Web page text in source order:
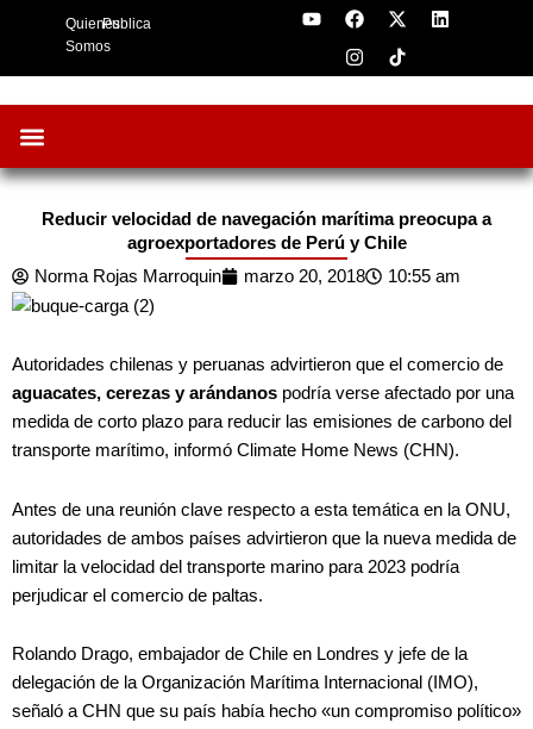
Quienes
Somos
Publica
Y
o
b
F
a
c
e
o
X
-
t
w
t
L
i
d
I
n
s
t
g
Reducir velocidad de navegación marítima preocupa a
agroexportadores de Perú y Chile
Norma Rojas Marroquin
marzo 20, 2018 10:55 am
Autoridades chilenas y peruanas advirtieron que el comercio de
aguacates, cerezas y arándanos podría verse afectado por una
medida de corto plazo para reducir las emisiones de carbono del
transporte marítimo, informó Climate Home News (CHN).
Antes de una reunión clave respecto a esta temática en la ONU,
autoridades de ambos países advirtieron que la nueva medida de
limitar la velocidad del transporte marino para 2023 podría
perjudicar el comercio de paltas.
Rolando Drago, embajador de Chile en Londres y jefe de la
delegación de la Organización Marítima Internacional (IMO),
señaló a CHN que su país había hecho «un compromiso político»